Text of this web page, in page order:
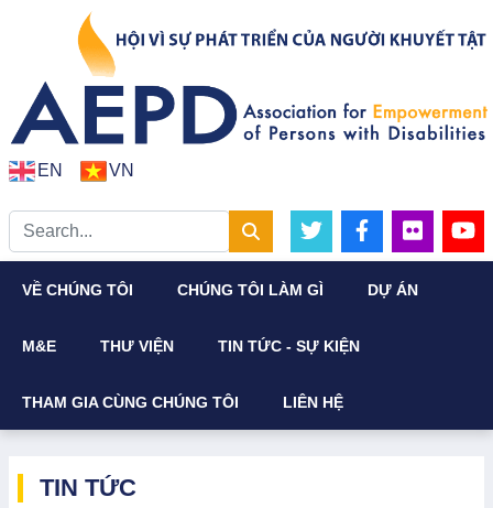
EN VN
VỀ CHÚNG TÔI CHÚNG TÔI LÀM GÌ DỰ ÁN
M&E THƯ VIỆN TIN TỨC - SỰ KIỆN
THAM GIA CÙNG CHÚNG TÔI LIÊN HỆ
TIN TỨC